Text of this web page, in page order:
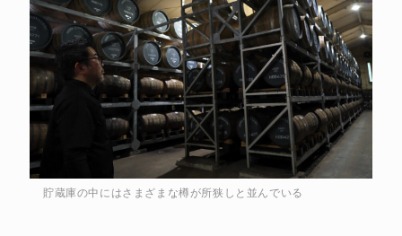
貯蔵庫の中にはさまざまな樽が所狭しと並んでいる